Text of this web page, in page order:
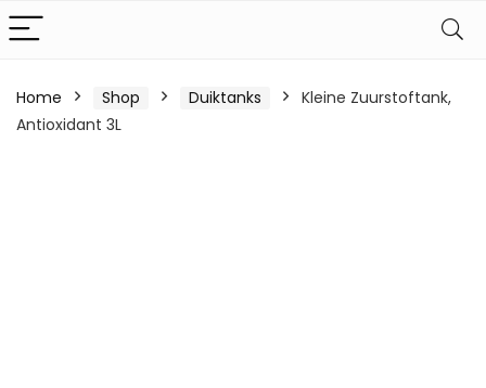
Home Shop Duiktanks
Kleine Zuurstoftank,
Antioxidant 3L